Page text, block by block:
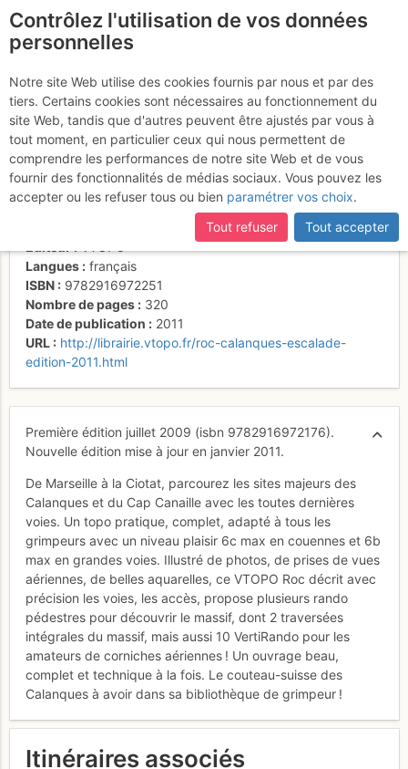
Calanques Escalade
- De Marseille à la Ciotat
Activités
Auteur
Cédric Tassan, Jean-Louis Fenouil
tourisme
Langues
français
ISBN
9782916972251
Nombre de pages
320
Date de publication
2011
URL
http://librairie.vtopo.fr/roc-calanques-escalade-
edition-2011.html
Première édition juillet 2009 (isbn 9782916972176).
Nouvelle édition mise à jour en janvier 2011.
De Marseille à la Ciotat, parcourez les sites majeurs des
Calanques et du Cap Canaille avec les toutes dernières
voies. Un topo pratique, complet, adapté à tous les
grimpeurs avec un niveau plaisir 6c max en couennes et 6b
max en grandes voies. Illustré de photos, de prises de vues
aériennes, de belles aquarelles, ce VTOPO Roc décrit avec
précision les voies, les accès, propose plusieurs rando
pédestres pour découvrir le massif, dont 2 traversées
intégrales du massif, mais aussi 10 VertiRando pour les
amateurs de corniches aériennes ! Un ouvrage beau,
complet et technique à la fois. Le couteau-suisse des
Calanques à avoir dans sa bibliothèque de grimpeur !
Itinéraires associés
Contrôlez l'utilisation de vos données
personnelles
Notre site Web utilise des cookies fournis par nous et par des
tiers. Certains cookies sont nécessaires au fonctionnement du
site Web, tandis que d'autres peuvent être ajustés par vous à
tout moment, en particulier ceux qui nous permettent de
comprendre les performances de notre site Web et de vous
fournir des fonctionnalités de médias sociaux. Vous pouvez les
accepter ou les refuser tous ou bien paramétrer vos choix.
Tout refuser
Tout accepter